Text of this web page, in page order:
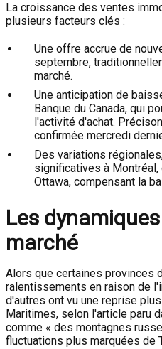
La croissance des ventes
plusieurs facteurs clés :
Une offre accrue de
septembre,
marché.
Une anticipation de
Banque du Canada, qui
l'activité d'achat.
confirmée mercredi
Des variations
significatives à Montréal,
Ottawa, compensant la
Les
marché
Alors que certaines provinces
ralentissements en raison de
d'autres ont vu une reprise
Maritimes, selon l'article paru
comme « des montagnes
fluctuations plus marquées de